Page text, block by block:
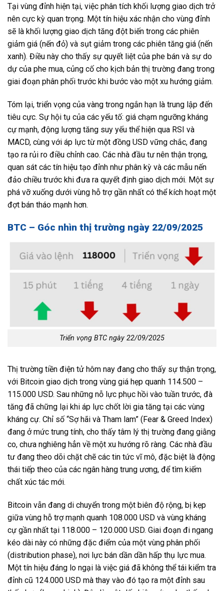
Tại vùng đỉnh hiện tại, việc phân tích khối lượng giao dịch trở
nên cực kỳ quan trọng. Một tín hiệu xác nhận cho vùng đỉnh
sẽ là khối lượng giao dịch tăng đột biến trong các phiên
giảm giá (nến đỏ) và sụt giảm trong các phiên tăng giá (nến
xanh). Điều này cho thấy sự quyết liệt của phe bán và sự do
dự của phe mua, củng cố cho kịch bản thị trường đang trong
giai đoạn phân phối trước khi bước vào một xu hướng giảm.
Tóm lại, triển vọng của vàng trong ngắn hạn là trung lập đến
tiêu cực. Sự hội tụ của các yếu tố: giá chạm ngưỡng kháng
cự mạnh, động lượng tăng suy yếu thể hiện qua RSI và
MACD, cùng với áp lực từ một đồng USD vững chắc, đang
tạo ra rủi ro điều chỉnh cao. Các nhà đầu tư nên thận trọng,
quan sát các tín hiệu tạo đỉnh như phân kỳ và các mẫu nến
đảo chiều trước khi đưa ra quyết định giao dịch mới. Một sự
phá vỡ xuống dưới vùng hỗ trợ gần nhất có thể kích hoạt một
đợt bán tháo mạnh hơn.
BTC – Góc nhìn thị trường ngày 22/09/2025
Triển vọng BTC ngày 22/09/2025
Thị trường tiền điện tử hôm nay đang cho thấy sự thận trọng,
với Bitcoin giao dịch trong vùng giá hẹp quanh 114.500 –
115.000 USD. Sau những nỗ lực phục hồi vào tuần trước, đà
tăng đã chững lại khi áp lực chốt lời gia tăng tại các vùng
kháng cự. Chỉ số “Sợ hãi và Tham lam” (Fear & Greed Index)
đang ở mức trung tính, cho thấy tâm lý thị trường đang giằng
co, chưa nghiêng hẳn về một xu hướng rõ ràng. Các nhà đầu
tư đang theo dõi chặt chẽ các tin tức vĩ mô, đặc biệt là động
thái tiếp theo của các ngân hàng trung ương, để tìm kiếm
chất xúc tác mới.
Bitcoin vẫn đang di chuyển trong một biên độ rộng, bị kẹp
giữa vùng hỗ trợ mạnh quanh 108.000 USD và vùng kháng
cự gần nhất tại 118.000 – 120.000 USD. Giai đoạn đi ngang
kéo dài này có những đặc điểm của một vùng phân phối
(distribution phase), nơi lực bán dần dần hấp thụ lực mua.
Một tín hiệu đáng lo ngại là việc giá đã không thể tái kiểm tra
đỉnh cũ 124.000 USD mà thay vào đó tạo ra một đỉnh sau